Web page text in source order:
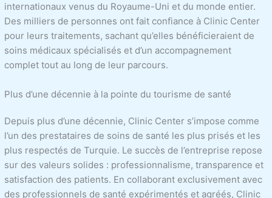
internationaux venus du Royaume-Uni et du monde entier.
Des milliers de personnes ont fait confiance à Clinic Center
pour leurs traitements, sachant qu’elles bénéficieraient de
soins médicaux spécialisés et d’un accompagnement
complet tout au long de leur parcours.
Plus d’une décennie à la pointe du tourisme de santé
Depuis plus d’une décennie, Clinic Center s’impose comme
l’un des prestataires de soins de santé les plus prisés et les
plus respectés de Turquie. Le succès de l’entreprise repose
sur des valeurs solides : professionnalisme, transparence et
satisfaction des patients. En collaborant exclusivement avec
des professionnels de santé expérimentés et agréés, Clinic